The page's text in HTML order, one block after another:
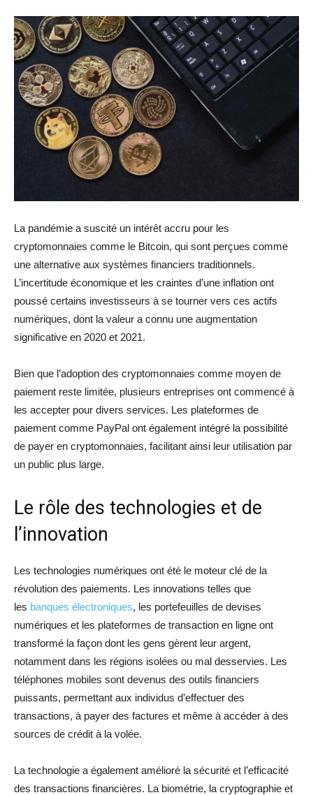
La pandémie a suscité un intérêt accru pour les
cryptomonnaies comme le Bitcoin, qui sont perçues comme
une alternative aux systèmes financiers traditionnels.
L’incertitude économique et les craintes d’une inflation ont
poussé certains investisseurs à se tourner vers ces actifs
numériques, dont la valeur a connu une augmentation
significative en 2020 et 2021.
Bien que l’adoption des cryptomonnaies comme moyen de
paiement reste limitée, plusieurs entreprises ont commencé à
les accepter pour divers services. Les plateformes de
paiement comme PayPal ont également intégré la possibilité
de payer en cryptomonnaies, facilitant ainsi leur utilisation par
un public plus large.
Le rôle des technologies et de
l’innovation
Les technologies numériques ont été le moteur clé de la
révolution des paiements. Les innovations telles que
les banques électroniques, les portefeuilles de devises
numériques et les plateformes de transaction en ligne ont
transformé la façon dont les gens gèrent leur argent,
notamment dans les régions isolées ou mal desservies. Les
téléphones mobiles sont devenus des outils financiers
puissants, permettant aux individus d’effectuer des
transactions, à payer des factures et même à accéder à des
sources de crédit à la volée.
La technologie a également amélioré la sécurité et l’efficacité
des transactions financières. La biométrie, la cryptographie et